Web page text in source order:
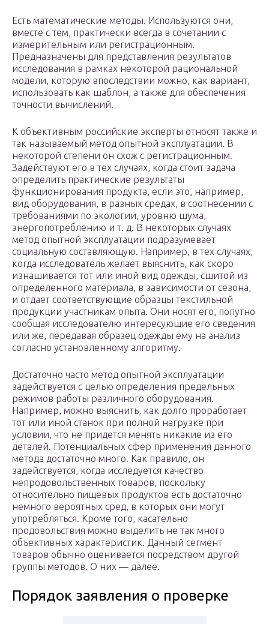
Есть математические методы. Используются они,
вместе с тем, практически всегда в сочетании с
измерительным или регистрационным.
Предназначены для представления результатов
исследования в рамках некоторой рациональной
модели, которую впоследствии можно, как вариант,
использовать как шаблон, а также для обеспечения
точности вычислений.
К объективным российские эксперты относят также и
так называемый метод опытной эксплуатации. В
некоторой степени он схож с регистрационным.
Задействуют его в тех случаях, когда стоит задача
определить практические результаты
функционирования продукта, если это, например,
вид оборудования, в разных средах, в соотнесении с
требованиями по экологии, уровню шума,
энергопотреблению и т. д. В некоторых случаях
метод опытной эксплуатации подразумевает
социальную составляющую. Например, в тех случаях,
когда исследователь желает выяснить, как скоро
изнашивается тот или иной вид одежды, сшитой из
определенного материала, в зависимости от сезона,
и отдает соответствующие образцы текстильной
продукции участникам опыта. Они носят его, попутно
сообщая исследователю интересующие его сведения
или же, передавая образец одежды ему на анализ
согласно установленному алгоритму.
Достаточно часто метод опытной эксплуатации
задействуется с целью определения предельных
режимов работы различного оборудования.
Например, можно выяснить, как долго проработает
тот или иной станок при полной нагрузке при
условии, что не придется менять никакие из его
деталей. Потенциальных сфер применения данного
метода достаточно много. Как правило, он
задействуется, когда исследуется качество
непродовольственных товаров, поскольку
относительно пищевых продуктов есть достаточно
немного вероятных сред, в которых они могут
употребляться. Кроме того, касательно
продовольствия можно выделить не так много
объективных характеристик. Данный сегмент
товаров обычно оценивается посредством другой
группы методов. О них — далее.
Порядок заявления о проверке